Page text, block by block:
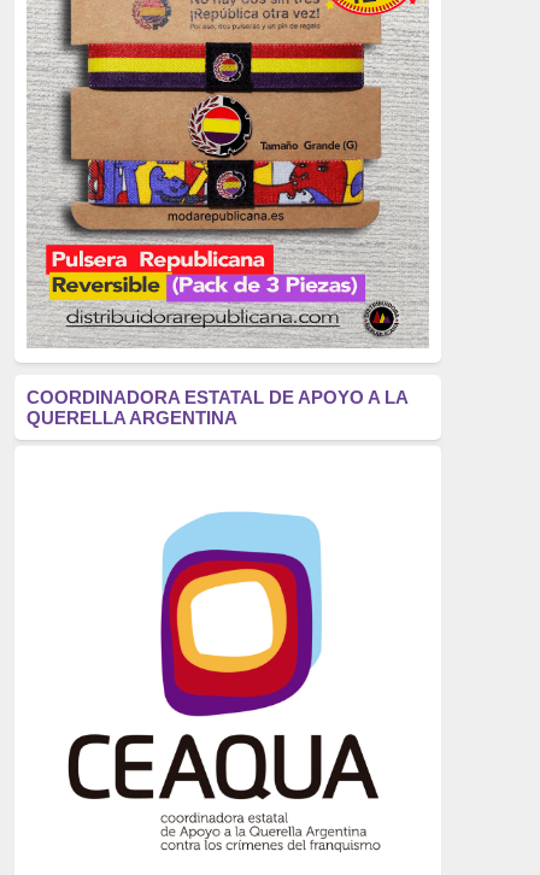
Actualidad
(2319)
monarquía
(2253)
borbones
(2176)
Cultura
(2163)
Guerra
(1674)
genocidio
(1234)
mujer
(1070)
Eventos
(914)
Crímenes del franquismo
(721)
(699)
(607)
neofranquismo
(567)
Justicia Universal
Derechos Humanos
(522)
Nacionalcatolicismo
(514)
COORDINADORA ESTATAL DE APOYO A LA
QUERELLA ARGENTINA